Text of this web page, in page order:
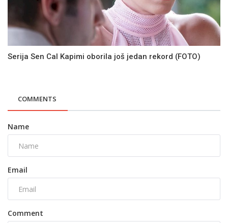
Serija Sen Cal Kapimi oborila još jedan rekord (FOTO)
COMMENTS
Name
Email
Comment